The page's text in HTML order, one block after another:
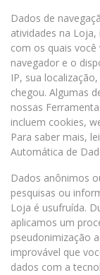
Dados de
atividades na
com os quais
navegador e o
IP, sua
chegou. Algumas
nossas
incluem cookies,
Para saber mais,
Automática de
Dados anônimos
pesquisas ou
Loja é usufruída.
aplicamos um
pseudonimização
improvável que
dados com a